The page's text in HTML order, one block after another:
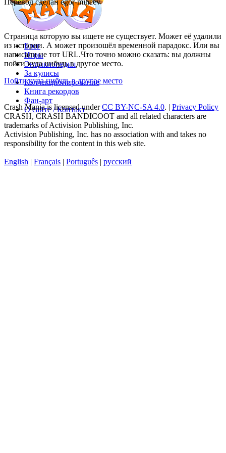
Блог
Игры
Энциклопедия
За кулисы
Коллекционирование
Книга рекордов
Фан-арт
О сайте / Контакт
Страница которую вы ищете не существует. Может её удалили
из истории. А может произошёл временной парадокс. Или вы
написали не тот URL.Что точно можно сказать: вы должны
пойти куда нибудь в другое место.
Пойти куда нибудь в другое место
Crash Maniais licensed underCC BY-NC-SA 4.0. | Privacy Policy
CRASH, CRASH BANDICOOT and all related characters are
trademarks of Activision Publishing, Inc.
Activision Publishing, Inc. has no association with and takes no
responsibility for the content in this web site.
English | Français | Português | русский